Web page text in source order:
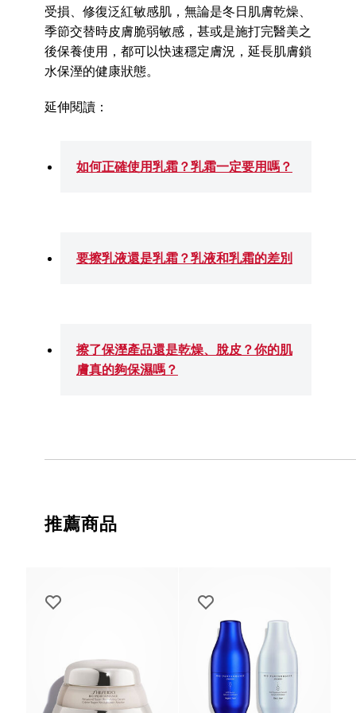
受損、修復泛紅敏感肌，無論是冬日肌膚乾燥、
季節交替時皮膚脆弱敏感，甚或是施打完醫美之
後保養使用，都可以快速穩定膚況，延長肌膚鎖
水保溼的健康狀態。
延伸閱讀：
如何正確使用乳霜？乳霜一定要用嗎？
要擦乳液還是乳霜？乳液和乳霜的差別
擦了保溼產品還是乾燥、脫皮？你的肌
膚真的夠保濕嗎？
推薦商品